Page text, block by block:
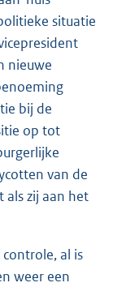
situatie
nieuwe
bij de
op tot
van de
als zij aan het
al is
weer een